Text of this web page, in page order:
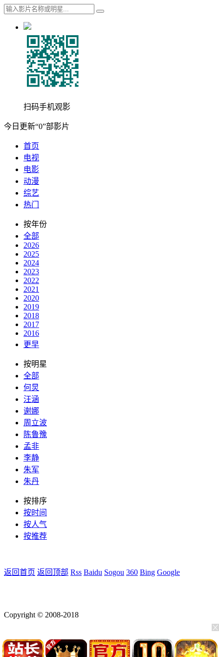
扫码手机观影
今日更新“0”部影片
首页
电视
电影
动漫
综艺
热门
按年份
全部
2026
2025
2024
2023
2022
2021
2020
2019
2018
2017
2016
更早
按明星
全部
何炅
汪涵
谢娜
周立波
陈鲁豫
孟非
李静
朱军
朱丹
按排序
按时间
按人气
按推荐
返回首页 返回顶部 Rss Baidu Sogou 360 Bing Google
Copyright © 2008-2018